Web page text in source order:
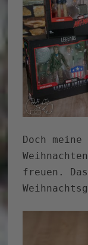
Doch
freuen.